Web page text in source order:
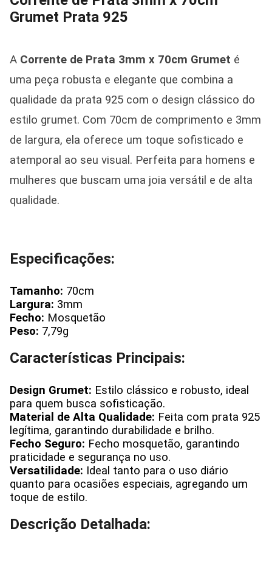
Grumet Prata 925
A Corrente de Prata 3mm x 70cm Grumet é
uma peça robusta e elegante que combina a
qualidade da prata 925 com o design clássico do
estilo grumet. Com 70cm de comprimento e 3mm
de largura, ela oferece um toque sofisticado e
atemporal ao seu visual. Perfeita para homens e
mulheres que buscam uma joia versátil e de alta
qualidade.
Especificações:
Tamanho: 70cm
Largura: 3mm
Fecho: Mosquetão
Peso: 7,79g
Características Principais:
Design Grumet: Estilo clássico e robusto, ideal
para quem busca sofisticação.
Material de Alta Qualidade: Feita com prata 925
legítima, garantindo durabilidade e brilho.
Fecho Seguro: Fecho mosquetão, garantindo
praticidade e segurança no uso.
Versatilidade: Ideal tanto para o uso diário
quanto para ocasiões especiais, agregando um
toque de estilo.
Descrição Detalhada: